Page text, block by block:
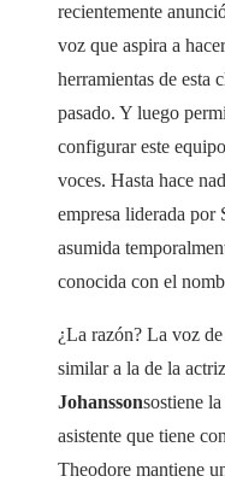
recientemente
voz que aspira a
herramientas de esta
pasado. Y luego
configurar este
voces. Hasta hace
empresa liderada por
asumida
conocida con el
¿La razón? La voz
similar a la de la
Johanssonsostiene
asistente que tiene
Theodore mantiene